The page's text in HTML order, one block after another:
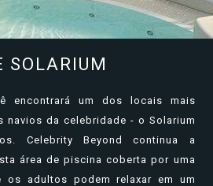
SOLARIUM
encontrará um dos locais mais
navios da celebridade - o Solarium
Celebrity Beyond continua a
área de piscina coberta por uma
os adultos podem relaxar em um